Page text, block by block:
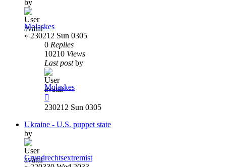
by
Molaskes
» 230212 Sun 0305
0 Replies
10210 Views
Last postby
Molaskes
230212 Sun 0305
Ukraine - U.S. puppet state
by
Grundrechtsextremist